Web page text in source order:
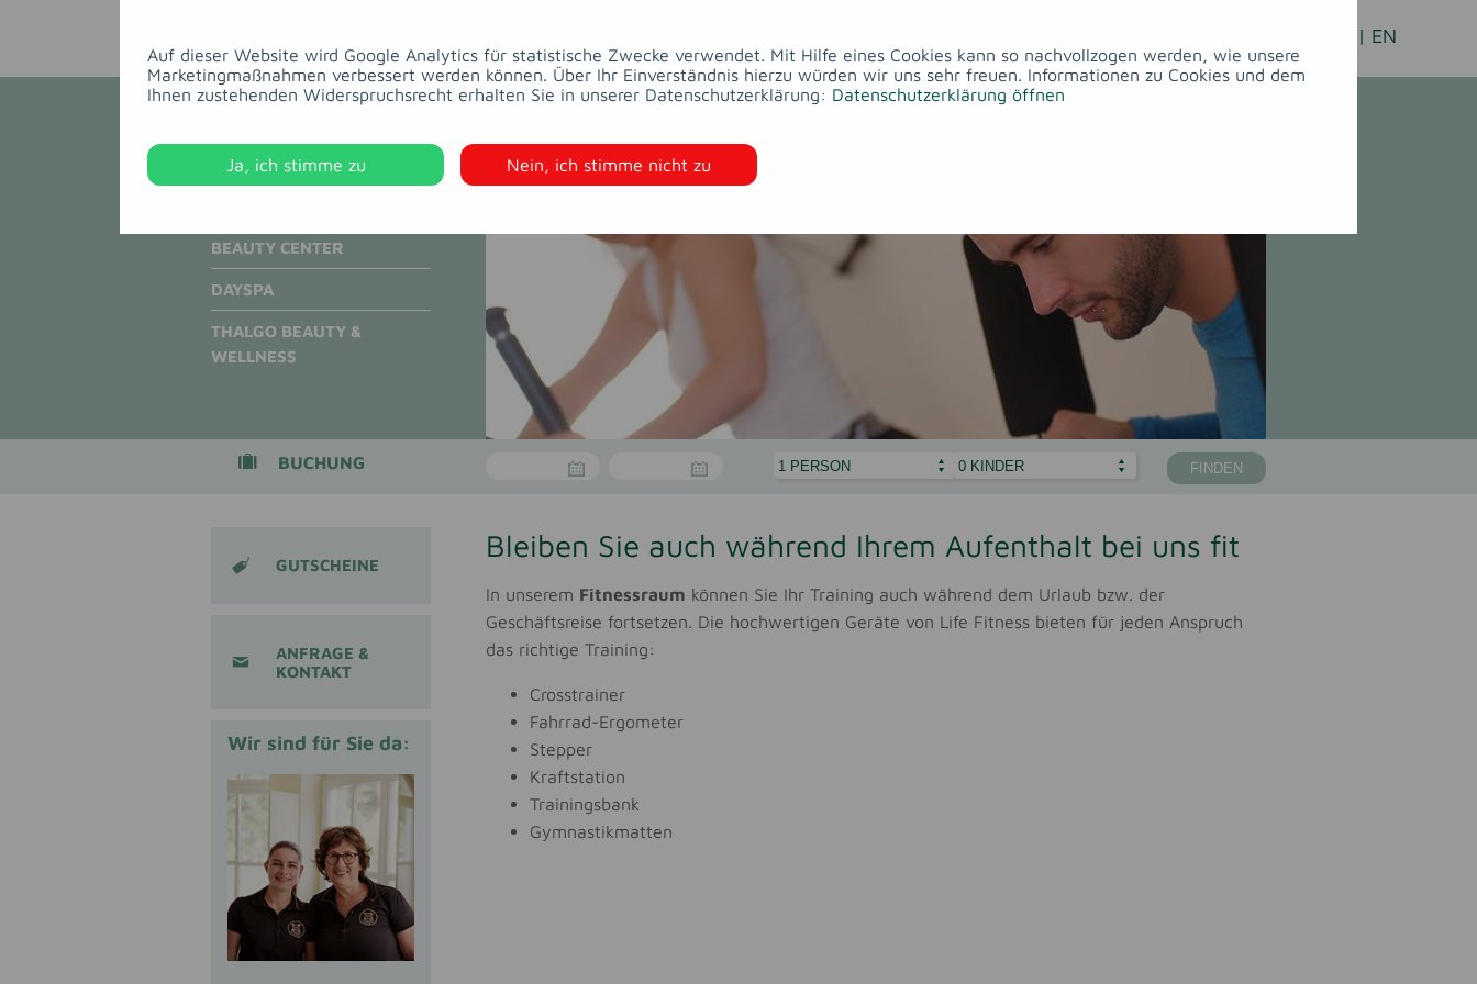
TRINKEN
BEAUTY
KULTUR
TAGUNGEN
| EN
BADELANDSCHAFT
BEAUTY CENTER
DAYSPA
THALGO BEAUTY &
WELLNESS
BUCHUNG
GUTSCHEINE
ANFRAGE &
KONTAKT
Wir sind für Sie da:
Bleiben Sie auch während Ihrem Aufenthalt bei uns fit
In unserem Fitnessraum können Sie Ihr Training auch während dem Urlaub bzw. der
Geschäftsreise fortsetzen. Die hochwertigen Geräte von Life Fitness bieten für jeden Anspruch
das richtige Training:
Crosstrainer
Fahrrad-Ergometer
Stepper
Kraftstation
Trainingsbank
Gymnastikmatten
Auf dieser Website wird Google Analytics für statistische Zwecke verwendet. Mit Hilfe eines Cookies kann so nachvollzogen werden, wie unsere
Marketingmaßnahmen verbessert werden können. Über Ihr Einverständnis hierzu würden wir uns sehr freuen. Informationen zu Cookies und dem
Ihnen zustehenden Widerspruchsrecht erhalten Sie in unserer Datenschutzerklärung: Datenschutzerklärung öffnen
Ja, ich stimme zu Nein, ich stimme nicht zu